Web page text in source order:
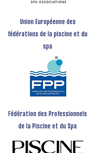
Union Européenne des
fédérations de la piscine et du
spa
Fédération des Professionnels
de la Piscine et du Spa